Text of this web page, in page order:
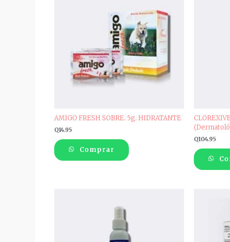
AMIGO FRESH SOBRE. 5g. HIDRATANTE
Q14.95
Comprar
Q104.95